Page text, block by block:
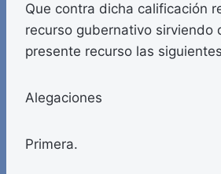
Que contra dicha calificación
recurso gubernativo sirviendo
presente recurso las siguientes
Alegaciones
Primera.